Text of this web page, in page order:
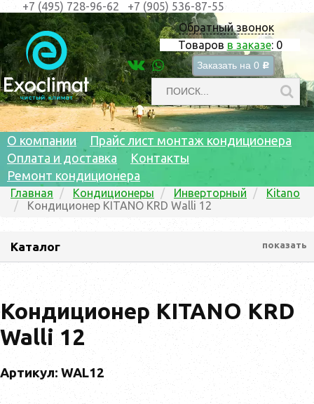
Обратный звонок
Товаров в заказе: 0
Заказать на 0 c
+7 (495) 728-96-62 +7 (905) 536-87-55
О компании
Прайс лист монтаж кондиционера
Оплата и доставка
Контакты
Ремонт кондиционера
Главная Кондиционеры Инверторный
Kitano
Кондиционер KITANO KRD Walli 12
Каталог показать
Кондиционер KITANO KRD
Walli 12
Артикул: WAL12